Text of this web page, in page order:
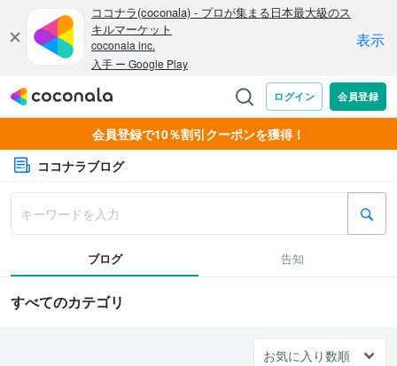
会員登録で10％割引クーポンを獲得！
ココナラブログ
ブログ 告知
すべてのカテゴリ